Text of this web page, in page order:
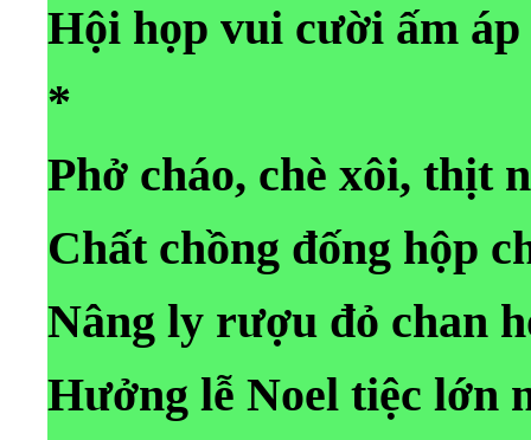
Hội họp vui cười ấm áp
*
Phở cháo, chè xôi, thịt
Chất chồng đống hộp
Nâng ly rượu đỏ chan
Hưởng lễ Noel tiệc lớn